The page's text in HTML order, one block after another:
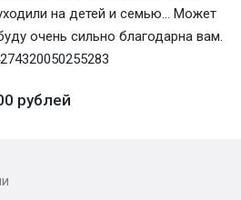
на детей и семью... Может
очень сильно благодарна вам.
рублей